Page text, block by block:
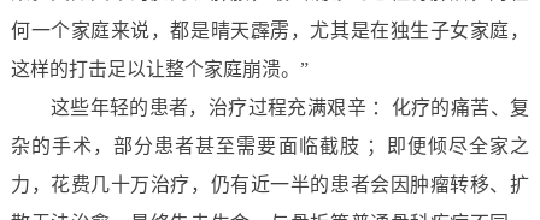
何一个家庭来说，都是晴天霹雳，尤其是在独生子女家庭，
这样的打击足以让整个家庭崩溃。”
这些年轻的患者，治疗过程充满艰辛 ：化疗的痛苦、复
杂的手术，部分患者甚至需要面临截肢 ；即便倾尽全家之
力，花费几十万治疗，仍有近一半的患者会因肿瘤转移、扩